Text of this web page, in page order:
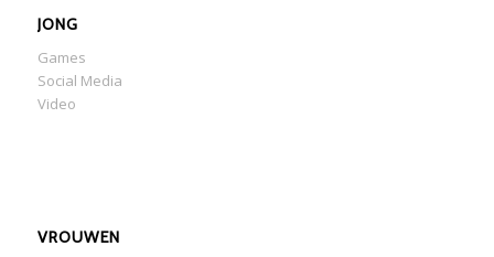
JONG
Games
Social Media
Video
VROUWEN